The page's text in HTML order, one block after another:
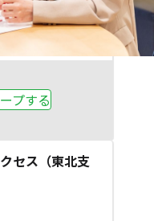
プする
セス（東北支